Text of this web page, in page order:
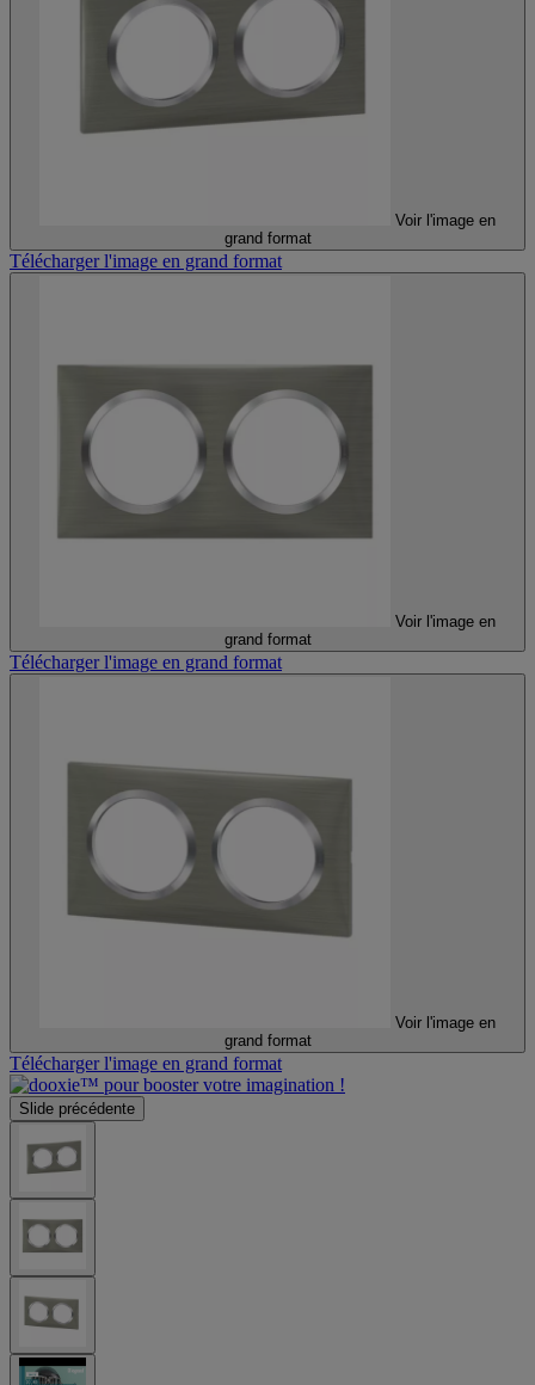
Voir l'image en
grand format
Télécharger l'image en grand format
Voir l'image en
grand format
Télécharger l'image en grand format
Voir l'image en
grand format
Télécharger l'image en grand format
Slide précédente